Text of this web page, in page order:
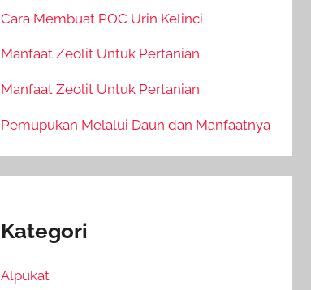
Cara Membuat POC Urin Kelinci
Manfaat Zeolit Untuk Pertanian
Manfaat Zeolit Untuk Pertanian
Pemupukan Melalui Daun dan Manfaatnya
Kategori
Alpukat